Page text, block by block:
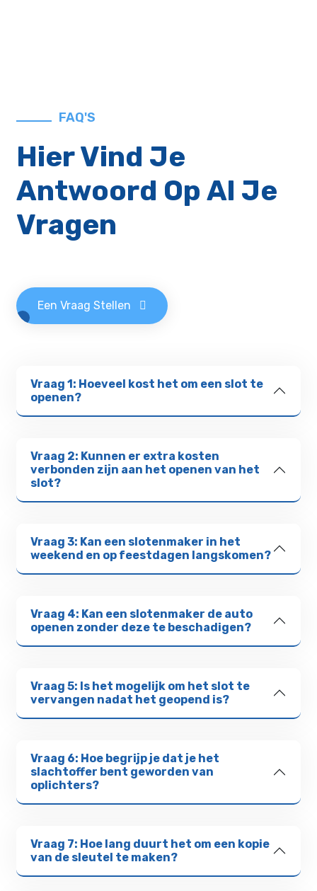
FAQ'S
Hier Vind Je
Antwoord Op Al Je
Vragen
Een Vraag Stellen
Vraag 1: Hoeveel kost het om een slot te
openen?
Vraag 2: Kunnen er extra kosten
verbonden zijn aan het openen van het
slot?
Vraag 3: Kan een slotenmaker in het
weekend en op feestdagen langskomen?
Vraag 4: Kan een slotenmaker de auto
openen zonder deze te beschadigen?
Vraag 5: Is het mogelijk om het slot te
vervangen nadat het geopend is?
Vraag 6: Hoe begrijp je dat je het
slachtoffer bent geworden van
oplichters?
Vraag 7: Hoe lang duurt het om een kopie
van de sleutel te maken?